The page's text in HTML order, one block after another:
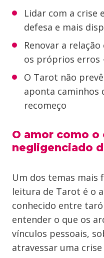
Lidar com a crise
defesa e mais
Renovar a
os próprios
O Tarot não
aponta caminhos
recomeço
O amor como o
negligenciado
Um dos temas mais
leitura de Tarot é o
conhecido entre
entender o que os
vínculos pessoais,
atravessar uma